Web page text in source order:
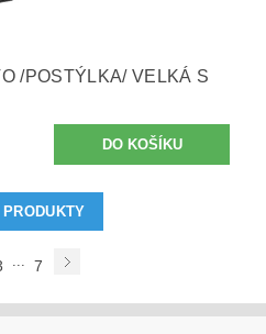
/POSTÝLKA/ VELKÁ S
7